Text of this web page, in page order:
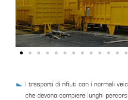
I trasporti di rifiuti con i normali
che devono compiere lunghi